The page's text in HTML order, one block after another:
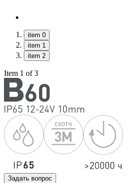
item 0
item 1
item 2
Item 1 of 3
Задать вопрос